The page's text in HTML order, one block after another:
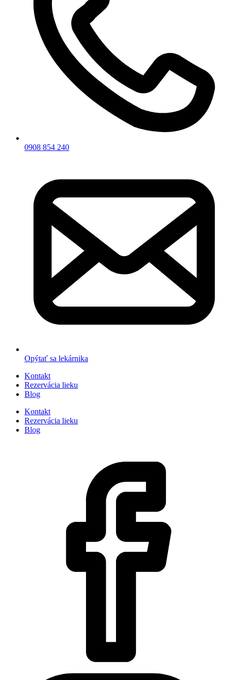
0908 854 240
Opýtať sa lekárnika
Kontakt
Rezervácia lieku
Blog
Kontakt
Rezervácia lieku
Blog